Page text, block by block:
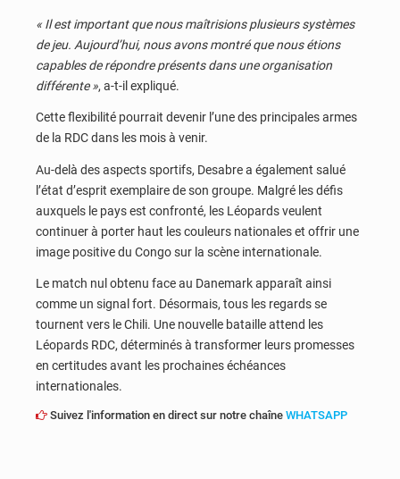
« Il est important que nous maîtrisions plusieurs systèmes
de jeu. Aujourd’hui, nous avons montré que nous étions
capables de répondre présents dans une organisation
différente », a-t-il expliqué.
Cette flexibilité pourrait devenir l’une des principales armes
de la RDC dans les mois à venir.
Au-delà des aspects sportifs, Desabre a également salué
l’état d’esprit exemplaire de son groupe. Malgré les défis
auxquels le pays est confronté, les Léopards veulent
continuer à porter haut les couleurs nationales et offrir une
image positive du Congo sur la scène internationale.
Le match nul obtenu face au Danemark apparaît ainsi
comme un signal fort. Désormais, tous les regards se
tournent vers le Chili. Une nouvelle bataille attend les
Léopards RDC, déterminés à transformer leurs promesses
en certitudes avant les prochaines échéances
internationales.
Suivez l'information en direct sur notre chaîne WHATSAPP